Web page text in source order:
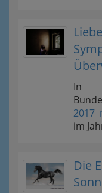
In
2017
im
Die